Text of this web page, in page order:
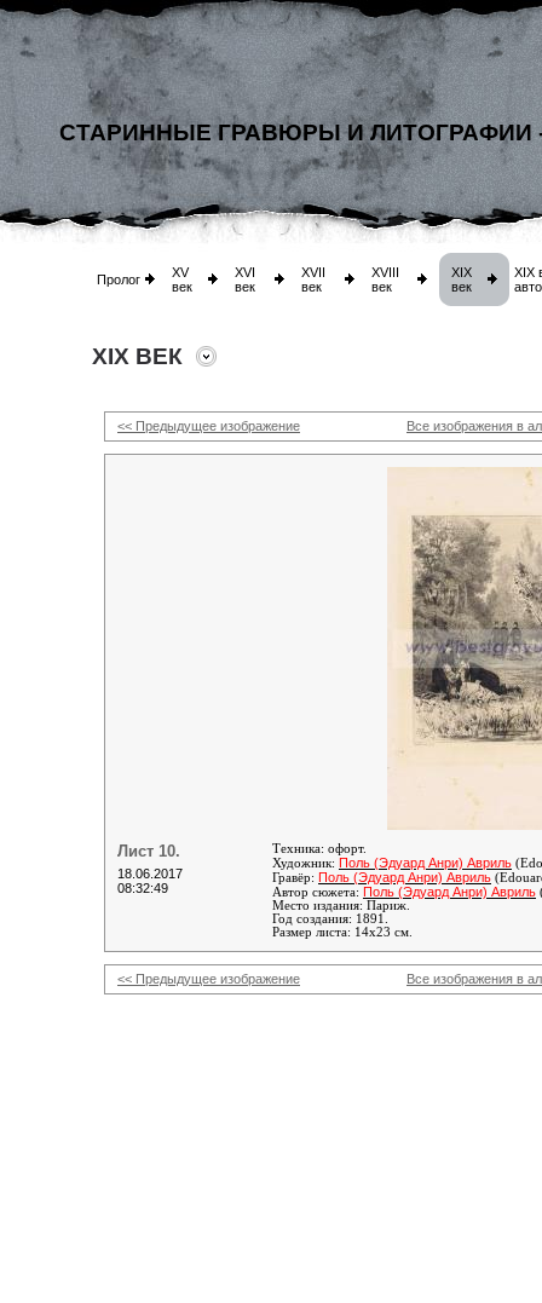
СТАРИННЫЕ ГРАВЮРЫ И ЛИТОГРАФИИ
Пролог
XV
век
XVI
век
XVII
век
XVIII
век
XIX
век
XIX
XIX ВЕК
<< Предыдущее изображение Все изображения в
Лист 10.
18.06.2017
08:32:49
Техника: офорт.
Художник: Поль (Эдуард Анри) Авриль
Гравёр: Поль (Эдуард Анри) Авриль
Автор сюжета: Поль (Эдуард Анри) Авриль
Место издания: Париж.
Год создания: 1891.
Размер листа: 14х23 см.
<< Предыдущее изображение Все изображения в